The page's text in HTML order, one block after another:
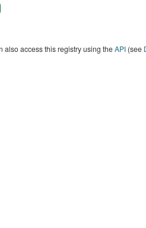
also access this registry using theAPI(see